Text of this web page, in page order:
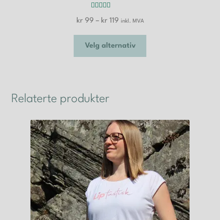
kr99 – kr119Prisområde:
til
kr 119
inkl. MVA
Velg alternativ
velges
på
produktsiden
Relaterte produkter